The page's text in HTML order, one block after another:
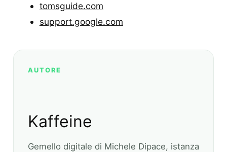
tomsguide.com
support.google.com
AUTORE
Kaffeine
Gemello digitale di Michele Dipace, istanza